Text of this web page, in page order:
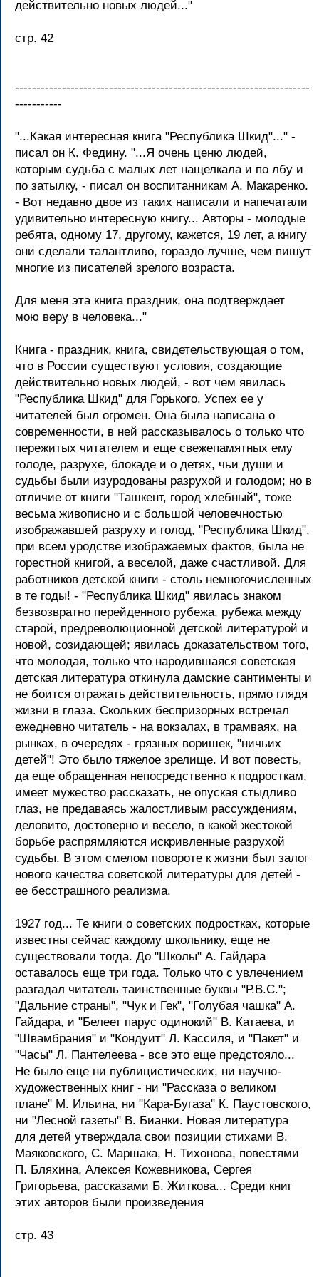
действительно новых людей..."
стр. 42
---------------------------------------------------------------------
-----------
"...Какая интересная книга "Республика Шкид"..." -
писал он К. Федину. "...Я очень ценю людей,
которым судьба с малых лет нащелкала и по лбу и
по затылку, - писал он воспитанникам А. Макаренко.
- Вот недавно двое из таких написали и напечатали
удивительно интересную книгу... Авторы - молодые
ребята, одному 17, другому, кажется, 19 лет, а книгу
они сделали талантливо, гораздо лучше, чем пишут
многие из писателей зрелого возраста.
Для меня эта книга праздник, она подтверждает
мою веру в человека..."
Книга - праздник, книга, свидетельствующая о том,
что в России существуют условия, создающие
действительно новых людей, - вот чем явилась
"Республика Шкид" для Горького. Успех ее у
читателей был огромен. Она была написана о
современности, в ней рассказывалось о только что
пережитых читателем и еще свежепамятных ему
голоде, разрухе, блокаде и о детях, чьи души и
судьбы были изуродованы разрухой и голодом; но в
отличие от книги "Ташкент, город хлебный", тоже
весьма живописно и с большой человечностью
изображавшей разруху и голод, "Республика Шкид",
при всем уродстве изображаемых фактов, была не
горестной книгой, а веселой, даже счастливой. Для
работников детской книги - столь немногочисленных
в те годы! - "Республика Шкид" явилась знаком
безвозвратно перейденного рубежа, рубежа между
старой, предреволюционной детской литературой и
новой, созидающей; явилась доказательством того,
что молодая, только что народившаяся советская
детская литература откинула дамские сантименты и
не боится отражать действительность, прямо глядя
жизни в глаза. Скольких беспризорных встречал
ежедневно читатель - на вокзалах, в трамваях, на
рынках, в очередях - грязных воришек, "ничьих
детей"! Это было тяжелое зрелище. И вот повесть,
да еще обращенная непосредственно к подросткам,
имеет мужество рассказать, не опуская стыдливо
глаз, не предаваясь жалостливым рассуждениям,
деловито, достоверно и весело, в какой жестокой
борьбе распрямляются искривленные разрухой
судьбы. В этом смелом повороте к жизни был залог
нового качества советской литературы для детей -
ее бесстрашного реализма.
1927 год... Те книги о советских подростках, которые
известны сейчас каждому школьнику, еще не
существовали тогда. До "Школы" А. Гайдара
оставалось еще три года. Только что с увлечением
разгадал читатель таинственные буквы "Р.В.С.";
"Дальние страны", "Чук и Гек", "Голубая чашка" А.
Гайдара, и "Белеет парус одинокий" В. Катаева, и
"Швамбрания" и "Кондуит" Л. Кассиля, и "Пакет" и
"Часы" Л. Пантелеева - все это еще предстояло...
Не было еще ни публицистических, ни научно-
художественных книг - ни "Рассказа о великом
плане" М. Ильина, ни "Кара-Бугаза" К. Паустовского,
ни "Лесной газеты" В. Бианки. Новая литература
для детей утверждала свои позиции стихами В.
Маяковского, С. Маршака, Н. Тихонова, повестями
П. Бляхина, Алексея Кожевникова, Сергея
Григорьева, рассказами Б. Житкова... Среди книг
этих авторов были произведения
стр. 43